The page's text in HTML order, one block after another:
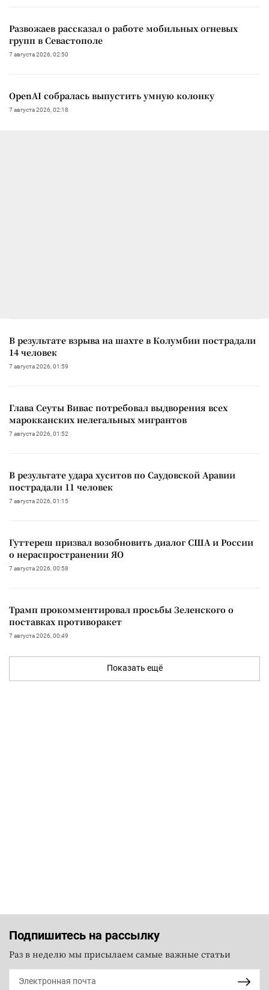
Развожаев рассказал о работе мобильных огневых
групп в Севастополе
7 августа 2026, 02:50
OpenAI собралась выпустить умную колонку
7 августа 2026, 02:18
В результате взрыва на шахте в Колумбии пострадали
14 человек
7 августа 2026, 01:59
Глава Сеуты Вивас потребовал выдворения всех
марокканских нелегальных мигрантов
7 августа 2026, 01:52
В результате удара хуситов по Саудовской Аравии
пострадали 11 человек
7 августа 2026, 01:15
Гуттереш призвал возобновить диалог США и России
о нераспространении ЯО
7 августа 2026, 00:58
Трамп прокомментировал просьбы Зеленского о
поставках противоракет
7 августа 2026, 00:49
Показать ещё
Подпишитесь на рассылку
Раз в неделю мы присылаем самые важные статьи